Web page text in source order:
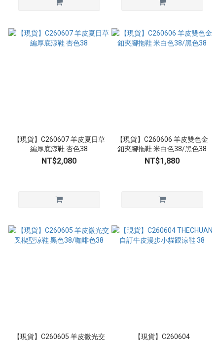
【現貨】C260607 羊皮夏日草
編厚底涼鞋 杏色38
NT$2,080
【現貨】C260606 羊皮雙色金
釦夾腳拖鞋 米白色38/黑色38
NT$1,880
【現貨】C260605 羊皮微光交
【現貨】C260604